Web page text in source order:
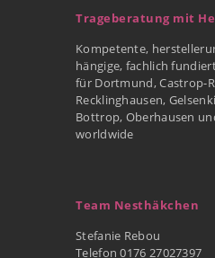
Trageberatung mit
Kompetente,
hängige, fachlich
für Dortmund, Castrop-
Recklinghausen,
Bottrop, Oberhausen
worldwide
Team Nesthäkchen
Stefanie Rebou
Telefon 0176 27027397